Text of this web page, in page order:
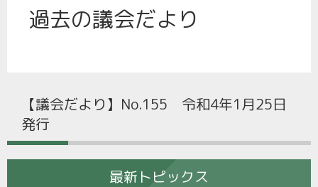
過去の議会だより
【議会だより】No.155 令和4年1月25日
発行
最新トピックス